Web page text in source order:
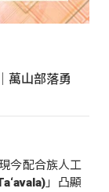
萬山部落勇
今配合族人工
」凸顯